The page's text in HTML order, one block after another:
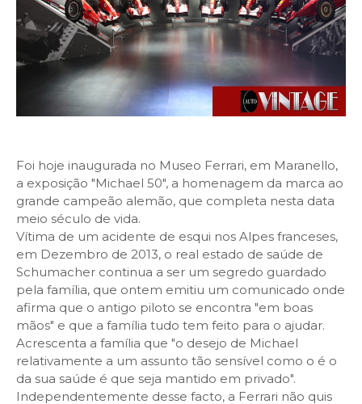
Foi hoje inaugurada no Museo Ferrari, em Maranello,
a exposição "Michael 50", a homenagem da marca ao
grande campeão alemão, que completa nesta data
meio século de vida.
Vítima de um acidente de esqui nos Alpes franceses,
em Dezembro de 2013, o real estado de saúde de
Schumacher continua a ser um segredo guardado
pela família, que ontem emitiu um comunicado onde
afirma que o antigo piloto se encontra "em boas
mãos" e que a família tudo tem feito para o ajudar.
Acrescenta a família que "o desejo de Michael
relativamente a um assunto tão sensível como o é o
da sua saúde é que seja mantido em privado".
Independentemente desse facto, a Ferrari não quis